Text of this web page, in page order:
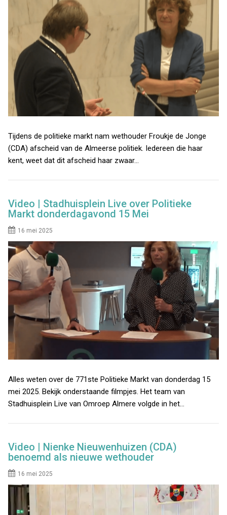
Tijdens de politieke markt nam wethouder Froukje de Jonge
(CDA) afscheid van de Almeerse politiek. Iedereen die haar
kent, weet dat dit afscheid haar zwaar…
Video | Stadhuisplein Live over Politieke
Markt donderdagavond 15 Mei
16 mei 2025
Alles weten over de 771ste Politieke Markt van donderdag 15
mei 2025. Bekijk onderstaande filmpjes. Het team van
Stadhuisplein Live van Omroep Almere volgde in het…
Video | Nienke Nieuwenhuizen (CDA)
benoemd als nieuwe wethouder
16 mei 2025